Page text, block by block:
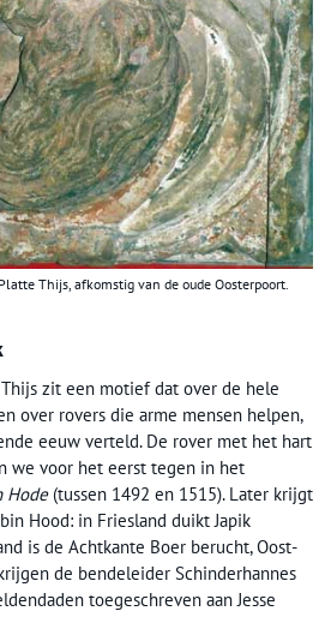
Thijs, afkomstig van de oude Oosterpoort.
zit een motief dat over de hele
over rovers die arme mensen helpen,
eeuw verteld. De rover met het hart
we voor het eerst tegen in het
Hode(tussen 1492 en 1515). Later krijgt
Hood: in Friesland duikt Japik
is de Achtkante Boer berucht, Oost-
de bendeleider Schinderhannes
toegeschreven aan Jesse